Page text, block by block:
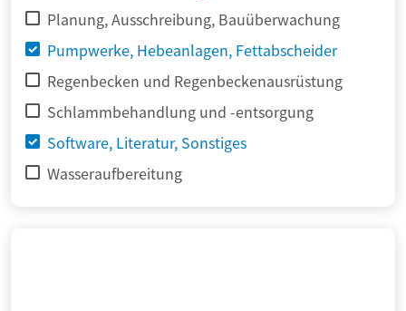
Planung, Ausschreibung, Bauüberwachung
Pumpwerke, Hebeanlagen, Fettabscheider
Regenbecken und Regenbeckenausrüstung
Schlammbehandlung und -entsorgung
Software, Literatur, Sonstiges
Wasseraufbereitung